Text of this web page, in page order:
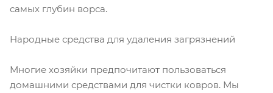
самых глубин ворса.
Народные средства для удаления загрязнений
Многие хозяйки предпочитают пользоваться
домашними средствами для чистки ковров. Мы